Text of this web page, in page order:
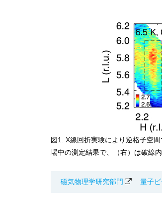
図1. X線回折実験により逆格子空
場中の測定結果で、（右）は破線
磁気物理学研究部門 量子